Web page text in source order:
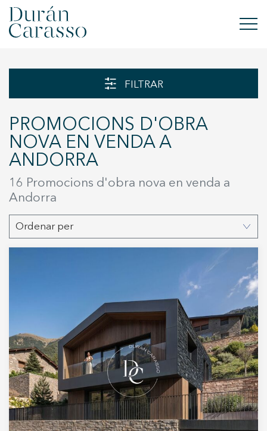
VENDRE
OBRA NOVA
INVERSIONS
GRUP DC
+34 935 178 067
ES CA EN FR
FILTRAR
PROMOCIONS D'OBRA
NOVA EN VENDA A
ANDORRA
16 Promocions d'obra nova en venda a
Andorra
Ordenar per